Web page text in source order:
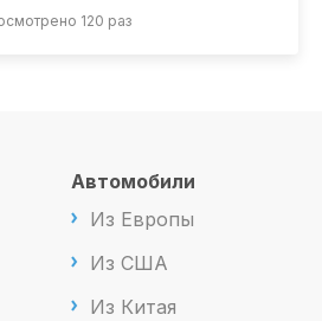
120 раз
Автомобили
Из Европы
Из США
Из Китая